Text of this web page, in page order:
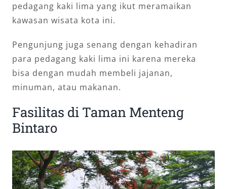
pedagang kaki lima yang ikut meramaikan
kawasan wisata kota ini.
Pengunjung juga senang dengan kehadiran
para pedagang kaki lima ini karena mereka
bisa dengan mudah membeli jajanan,
minuman, atau makanan.
Fasilitas di Taman Menteng
Bintaro